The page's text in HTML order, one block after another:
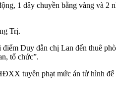
1 dây chuyền bằng vàng và 2
Trị.
Duy dẫn chị Lan đến thuê
tổ chức”.
tuyên phạt mức án t‌ử hìn‌h để